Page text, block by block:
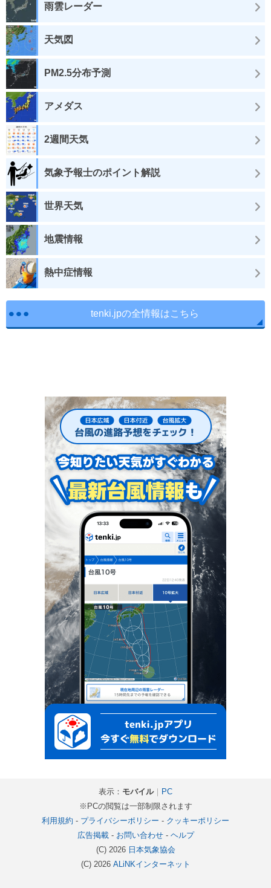
雨雲レーダー
天気図
PM2.5分布予測
アメダス
2週間天気
気象予報士のポイント解説
世界天気
地震情報
熱中症情報
tenki.jpの全情報はこちら
表示： モバイル｜ PC
※PCの閲覧は一部制限されます
利用規約 - プライバシーポリシー - クッキーポリシー
広告掲載- お問い合わせ- ヘルプ
(C) 2026 日本気象協会
(C) 2026 ALiNKインターネット